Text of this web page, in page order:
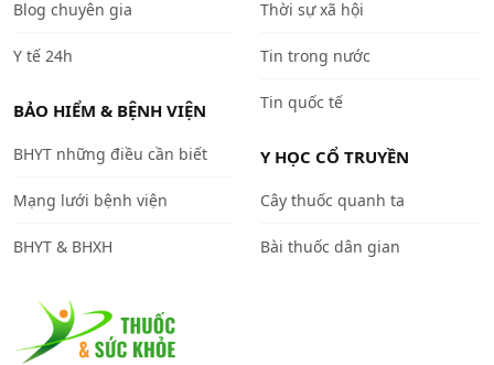
Blog chuyên gia
Y tế 24h
BẢO HIỂM & BỆNH VIỆN
BHYT những điều cần biết
Mạng lưới bệnh viện
BHYT & BHXH
Thời sự xã hội
Tin trong nước
Tin quốc tế
Y HỌC CỔ TRUYỀN
Cây thuốc quanh ta
Bài thuốc dân gian